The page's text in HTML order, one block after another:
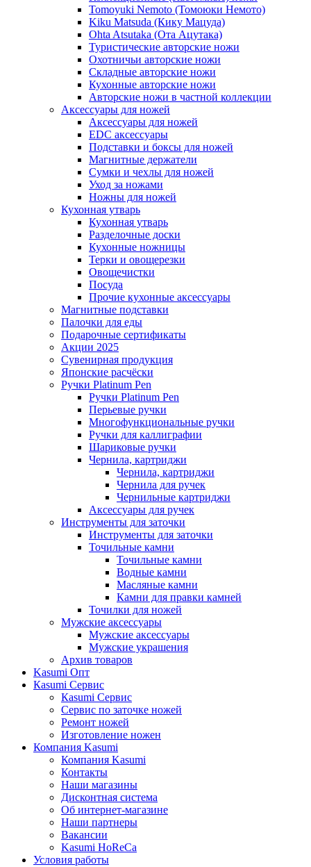
Tomoyuki Nemoto (Томоюки Немото)
Kiku Matsuda (Кику Мацуда)
Ohta Atsutaka (Ота Ацутака)
Туристические авторские ножи
Охотничьи авторские ножи
Складные авторские ножи
Кухонные авторские ножи
Авторские ножи в частной коллекции
Аксессуары для ножей
Аксессуары для ножей
EDC аксессуары
Подставки и боксы для ножей
Магнитные держатели
Сумки и чехлы для ножей
Уход за ножами
Ножны для ножей
Кухонная утварь
Кухонная утварь
Разделочные доски
Кухонные ножницы
Терки и овощерезки
Овощечистки
Посуда
Прочие кухонные аксессуары
Магнитные подставки
Палочки для еды
Подарочные сертификаты
Акции 2025
Сувенирная продукция
Японские расчёски
Ручки Platinum Pen
Ручки Platinum Pen
Перьевые ручки
Многофункциональные ручки
Ручки для каллиграфии
Шариковые ручки
Чернила, картриджи
Чернила, картриджи
Чернила для ручек
Чернильные картриджи
Аксессуары для ручек
Инструменты для заточки
Инструменты для заточки
Точильные камни
Точильные камни
Водные камни
Масляные камни
Камни для правки камней
Точилки для ножей
Мужские аксессуары
Мужские аксессуары
Мужские украшения
Архив товаров
Kasumi Опт
Кasumi Сервис
Кasumi Сервис
Сервис по заточке ножей
Ремонт ножей
Изготовление ножен
Компания Kasumi
Компания Kasumi
Контакты
Наши магазины
Дисконтная система
Об интернет-магазине
Наши партнеры
Вакансии
Kasumi HoReCa
Условия работы